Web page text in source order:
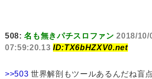
508:名も無きパチスロファン 2018/10/
07:59:20.13 ID:TX6bHZXV0.net
>>503 世界解剖もツールあるんだね盲